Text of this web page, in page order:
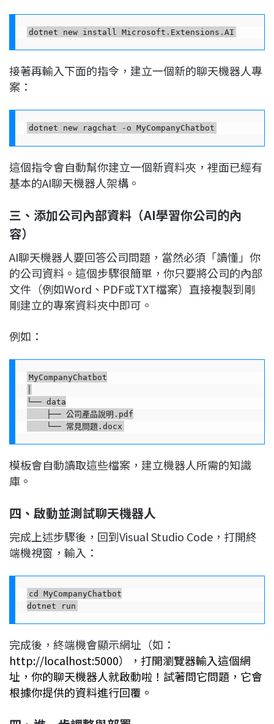
接著再輸入下面的指令，建立一個新的聊天機器人專
案：
這個指令會自動幫你建立一個新資料夾，裡面已經有
基本的AI聊天機器人架構。
三、添加公司內部資料（AI學習你公司的內
容）
AI聊天機器人要回答公司問題，當然必須「讀懂」你
的公司資料。這個步驟很簡單，你只要將公司的內部
文件（例如Word、PDF或TXT檔案）直接複製到剛
剛建立的專案資料夾中即可。
例如：
MyCompanyChatbot
└── data
    ├── 公司產品說明.pdf
模板會自動讀取這些檔案，建立機器人所需的知識
庫。
四、啟動並測試聊天機器人
完成上述步驟後，回到Visual Studio Code，打開終
端機視窗，輸入：
cd MyCompanyChatbot
完成後，終端機會顯示網址（如：
http://localhost:5000），打開瀏覽器輸入這個網
址，你的聊天機器人就啟動啦！試著問它問題，它會
根據你提供的資料進行回覆。